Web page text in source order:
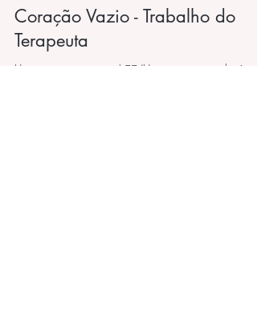
Coração Vazio - Trabalho do
Terapeuta
Um texto para respirar! 🧘‍♀️ (Um texto antigo chinês